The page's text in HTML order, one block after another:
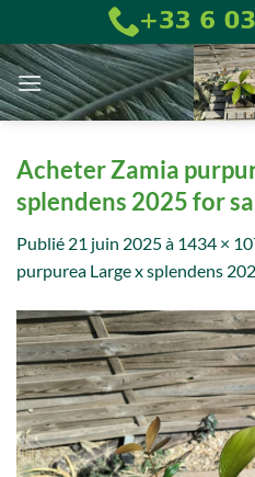
au
contenu
Acheter Zamia
splendens 2025 for
Publié 21 juin 2025à 1434 ×
purpurea Large x splendens